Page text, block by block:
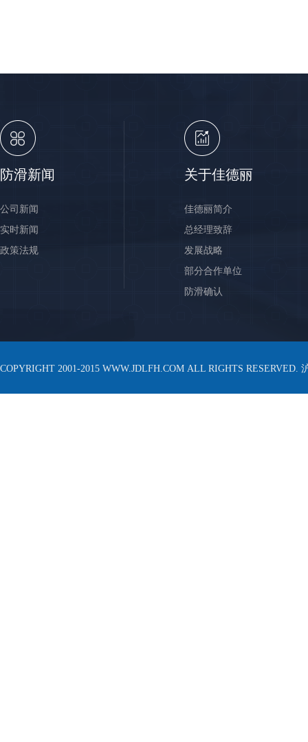
防滑新闻
公司新闻
实时新闻
政策法规
关于佳德丽
佳德丽简介
总经理致辞
发展战略
部分合作单位
防滑确认
COPYRIGHT 2001-2015 WWW.JDLFH.COM ALL RIGHTS RESERVED.